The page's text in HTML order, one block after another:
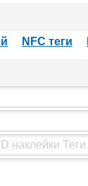
NFC теги